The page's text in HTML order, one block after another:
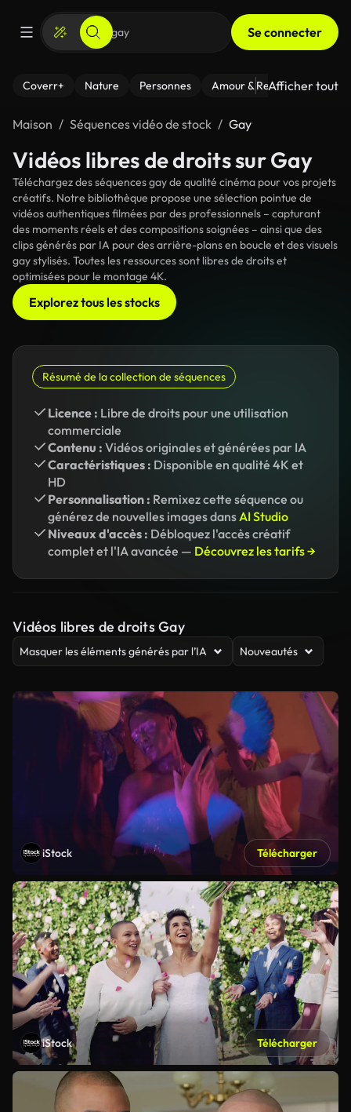
Se connecter
Coverr+ Nature Personnes Amour & Relations Le
Afficher tout
Maison Séquences vidéo de stock Gay
Vidéos libres de droits sur Gay
Téléchargez des séquences gay de qualité cinéma pour vos projets
créatifs. Notre bibliothèque propose une sélection pointue de
vidéos authentiques filmées par des professionnels – capturant
des moments réels et des compositions soignées – ainsi que des
clips générés par IA pour des arrière-plans en boucle et des visuels
gay stylisés. Toutes les ressources sont libres de droits et
optimisées pour le montage 4K.
Explorez tous les stocks
Résumé de la collection de séquences
Licence : Libre de droits pour une utilisation
commerciale
Contenu : Vidéos originales et générées par IA
Caractéristiques : Disponible en qualité 4K et
HD
Personnalisation : Remixez cette séquence ou
générez de nouvelles images dansAI Studio
Niveaux d'accès : Débloquez l'accès créatif
complet et l'IA avancée — Découvrez les tarifs →
Vidéos libres de droits Gay
Masquer les éléments générés par l’IA Nouveautés
iStock Télécharger
iStock Télécharger